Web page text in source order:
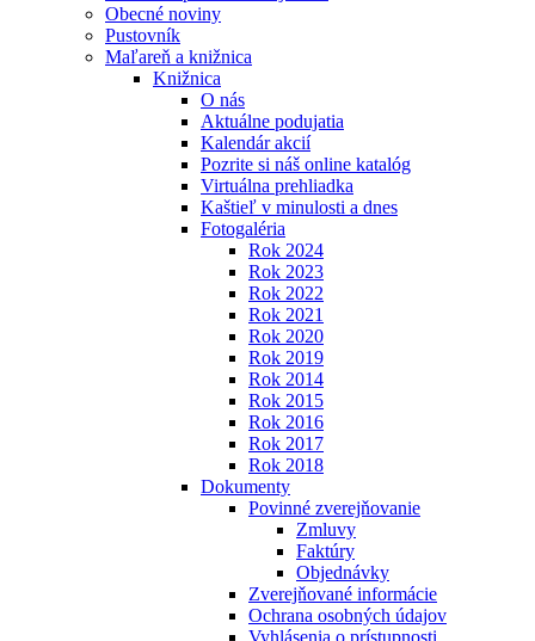
Obecné noviny
Pustovník
Maľareň a knižnica
Knižnica
O nás
Aktuálne podujatia
Kalendár akcií
Pozrite si náš online katalóg
Virtuálna prehliadka
Kaštieľ v minulosti a dnes
Fotogaléria
Rok 2024
Rok 2023
Rok 2022
Rok 2021
Rok 2020
Rok 2019
Rok 2014
Rok 2015
Rok 2016
Rok 2017
Rok 2018
Dokumenty
Povinné zverejňovanie
Zmluvy
Faktúry
Objednávky
Zverejňované informácie
Ochrana osobných údajov
Vyhlásenia o prístupnosti